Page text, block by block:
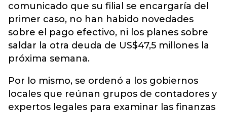
comunicado que su filial se encargaría del
primer caso, no han habido novedades
sobre el pago efectivo, ni los planes sobre
saldar la otra deuda de US$47,5 millones la
próxima semana.
Por lo mismo, se ordenó a los gobiernos
locales que reúnan grupos de contadores y
expertos legales para examinar las finanzas